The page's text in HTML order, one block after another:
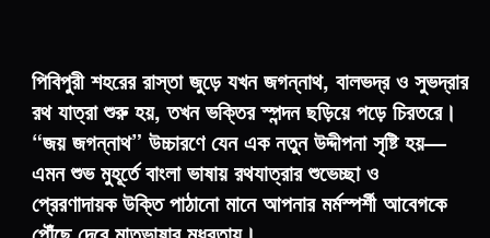
পিবিপুরী শহরের রাস্তা জুড়ে যখন জগন্নাথ, বালভদ্র ও সুভদ্রার
রথ যাত্রা শুরু হয়, তখন ভক্তির স্পন্দন ছড়িয়ে পড়ে চিরতরে।
“জয় জগন্নাথ” উচ্চারণে যেন এক নতুন উদ্দীপনা সৃষ্টি হয়—
এমন শুভ মুহূর্তে বাংলা ভাষায় রথযাত্রার শুভেচ্ছা ও
প্রেরণাদায়ক উক্তি পাঠানো মানে আপনার মর্মস্পর্শী আবেগকে